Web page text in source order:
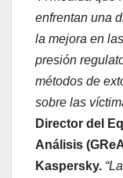
enfrentan una
la mejora en
presión
métodos de
sobre las
Director del
Análisis
Kaspersky.